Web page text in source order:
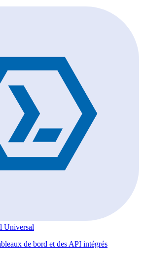
Universal
de bord et des API intégrés